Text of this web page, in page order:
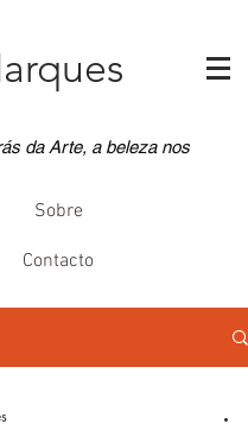
da Arte, a beleza nos
Sobre
Contacto